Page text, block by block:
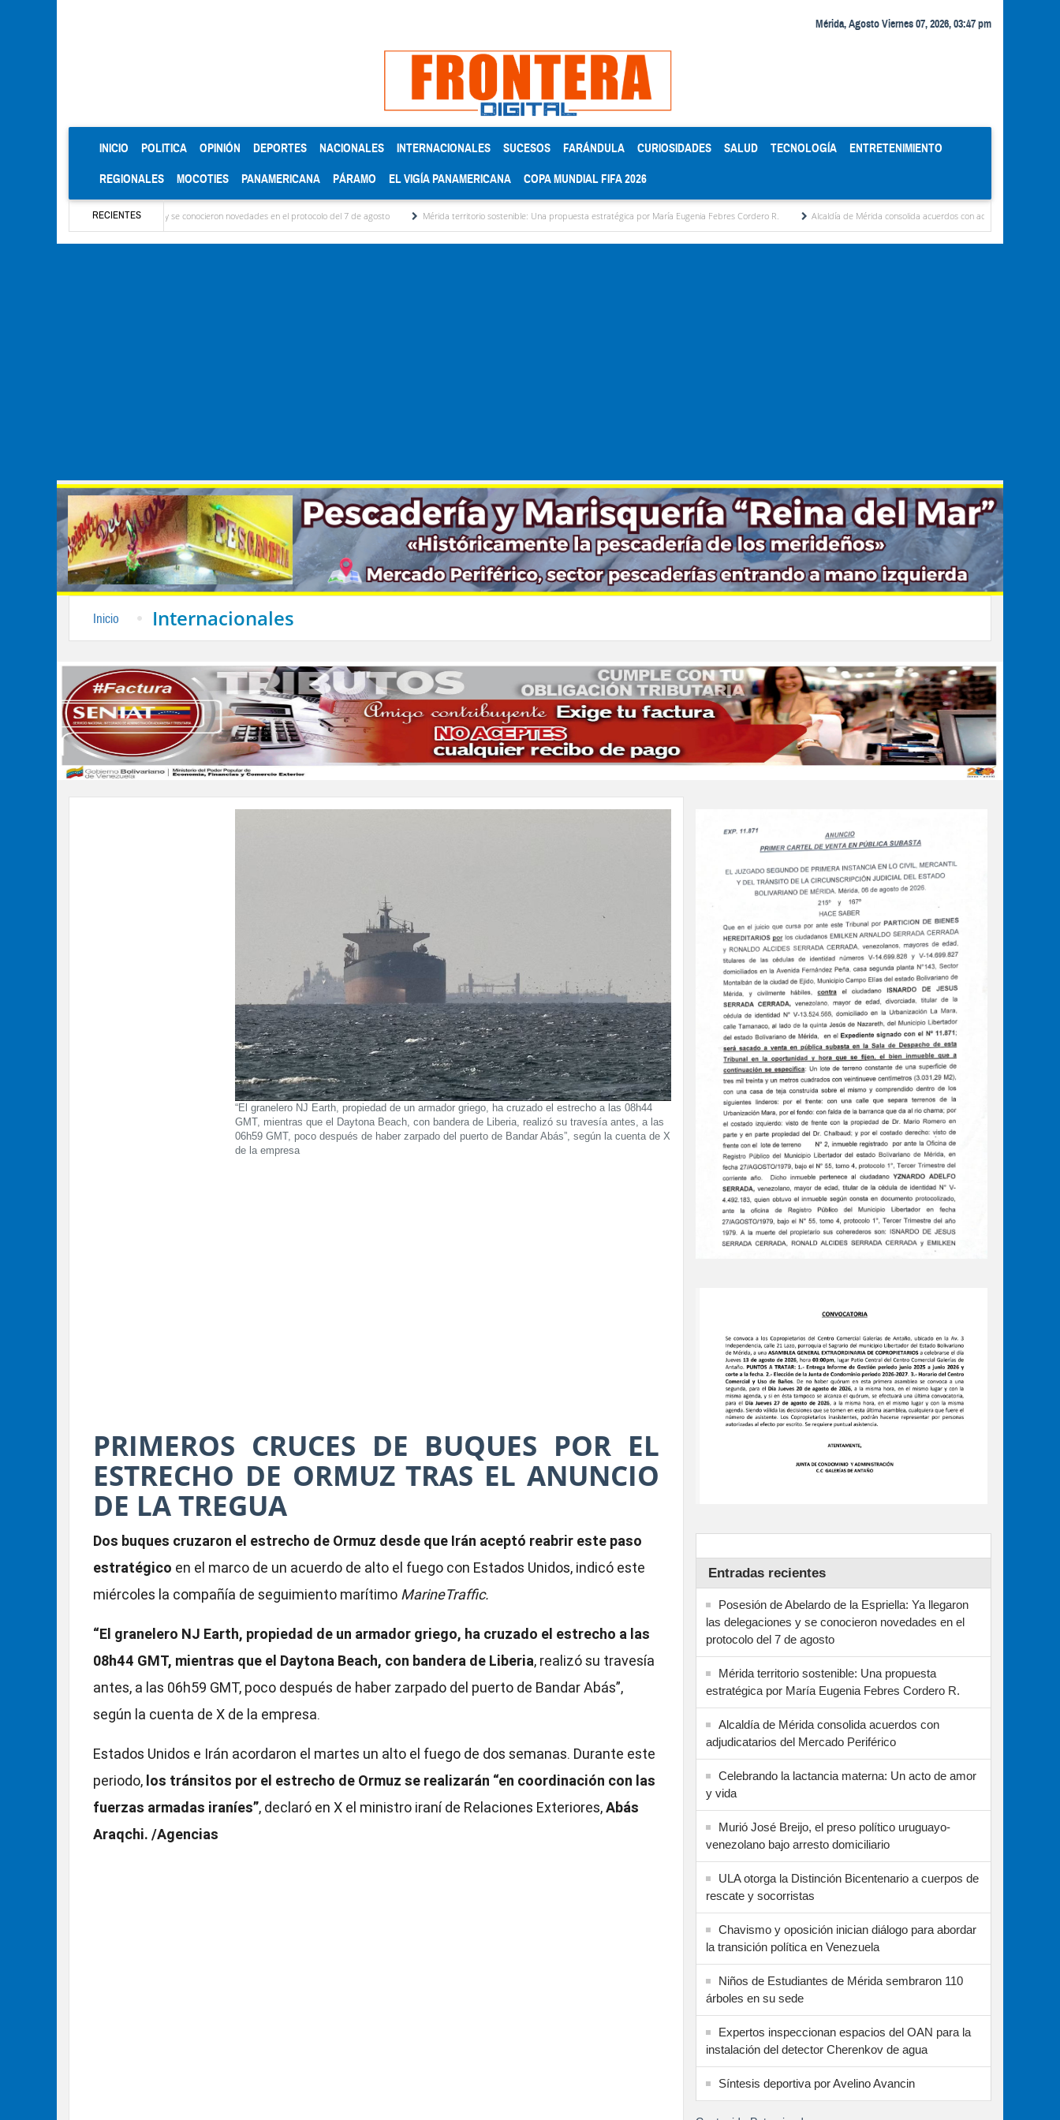
Mérida, Agosto Viernes 07, 2026, 03:47 pm
INICIO (CURRENT)
POLITICA OPINIÓN DEPORTES NACIONALES INTERNACIONALES SUCESOS FARÁNDULA CURIOSIDADES SALUD TECNOLOGÍA ENTRETENIMIENTO
REGIONALES MOCOTIES PANAMERICANA PÁRAMO EL VIGÍA PANAMERICANA COPA MUNDIAL FIFA 2026
RECIENTES
Ya llegaron las delegaciones y se conocieron novedades en el protocolo del 7 de agosto Mérida territorio sostenible: Una propuesta estratégica por María Eugenia Febres Cordero R. Alcaldía de Mérida consolida acuerdos con adjudicatarios del Mercado
Inicio Internacionales
“El granelero NJ Earth, propiedad de un armador griego, ha cruzado el estrecho a las 08h44
GMT, mientras que el Daytona Beach, con bandera de Liberia, realizó su travesía antes, a las
06h59 GMT, poco después de haber zarpado del puerto de Bandar Abás”, según la cuenta de X
de la empresa
PRIMEROS CRUCES DE BUQUES POR EL
ESTRECHO DE ORMUZ TRAS EL ANUNCIO
DE LA TREGUA
Dos buques cruzaron el estrecho de Ormuz desde que Irán aceptó reabrir este paso
estratégico en el marco de un acuerdo de alto el fuego con Estados Unidos, indicó este
miércoles la compañía de seguimiento marítimo MarineTraffic.
“El granelero NJ Earth, propiedad de un armador griego, ha cruzado el estrecho a las
08h44 GMT, mientras que el Daytona Beach, con bandera de Liberia, realizó su travesía
antes, a las 06h59 GMT, poco después de haber zarpado del puerto de Bandar Abás”,
según la cuenta de X de la empresa.
Estados Unidos e Irán acordaron el martes un alto el fuego de dos semanas. Durante este
periodo, los tránsitos por el estrecho de Ormuz se realizarán “en coordinación con las
fuerzas armadas iraníes”, declaró en X el ministro iraní de Relaciones Exteriores,Abás
Araqchi. /Agencias
Entradas recientes
Posesión de Abelardo de la Espriella: Ya llegaron
las delegaciones y se conocieron novedades en el
protocolo del 7 de agosto
Mérida territorio sostenible: Una propuesta
estratégica por María Eugenia Febres Cordero R.
Alcaldía de Mérida consolida acuerdos con
adjudicatarios del Mercado Periférico
Celebrando la lactancia materna: Un acto de amor
y vida
Murió José Breijo, el preso político uruguayo-
venezolano bajo arresto domiciliario
ULA otorga la Distinción Bicentenario a cuerpos de
rescate y socorristas
Chavismo y oposición inician diálogo para abordar
la transición política en Venezuela
Niños de Estudiantes de Mérida sembraron 110
árboles en su sede
Expertos inspeccionan espacios del OAN para la
instalación del detector Cherenkov de agua
Síntesis deportiva por Avelino Avancin